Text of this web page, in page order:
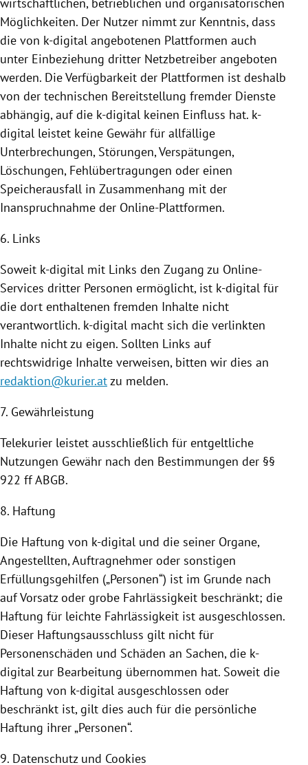
Möglichkeiten. Der Nutzer nimmt zur Kenntnis, dass
die von k-digital angebotenen Plattformen auch
unter Einbeziehung dritter Netzbetreiber angeboten
werden. Die Verfügbarkeit der Plattformen ist deshalb
von der technischen Bereitstellung fremder Dienste
abhängig, auf die k-digital keinen Einfluss hat. k-
digital leistet keine Gewähr für allfällige
Unterbrechungen, Störungen, Verspätungen,
Löschungen, Fehlübertragungen oder einen
Speicherausfall in Zusammenhang mit der
Inanspruchnahme der Online-Plattformen.
6. Links
Soweit k-digital mit Links den Zugang zu Online-
Services dritter Personen ermöglicht, ist k-digital für
die dort enthaltenen fremden Inhalte nicht
verantwortlich. k-digital macht sich die verlinkten
Inhalte nicht zu eigen. Sollten Links auf
rechtswidrige Inhalte verweisen, bitten wir dies an
redaktion@kurier.atzu melden.
7. Gewährleistung
Telekurier leistet ausschließlich für entgeltliche
Nutzungen Gewähr nach den Bestimmungen der §§
922 ff ABGB.
8. Haftung
Die Haftung von k-digital und die seiner Organe,
Angestellten, Auftragnehmer oder sonstigen
Erfüllungsgehilfen („Personen“) ist im Grunde nach
auf Vorsatz oder grobe Fahrlässigkeit beschränkt; die
Haftung für leichte Fahrlässigkeit ist ausgeschlossen.
Dieser Haftungsausschluss gilt nicht für
Personenschäden und Schäden an Sachen, die k-
digital zur Bearbeitung übernommen hat. Soweit die
Haftung von k-digital ausgeschlossen oder
beschränkt ist, gilt dies auch für die persönliche
Haftung ihrer „Personen“.
9. Datenschutz und Cookies